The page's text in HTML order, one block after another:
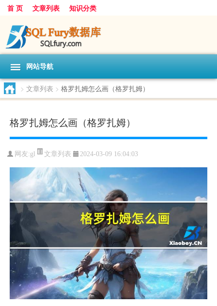
首 页 文章列表 知识分类
网站导航
> 文章列表 > 格罗扎姆怎么画（格罗扎姆）
格罗扎姆怎么画（格罗扎姆）
网友:gl 文章列表 2024-03-09 16:04:03